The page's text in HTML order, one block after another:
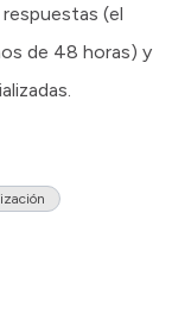
(el
de 48 horas) y